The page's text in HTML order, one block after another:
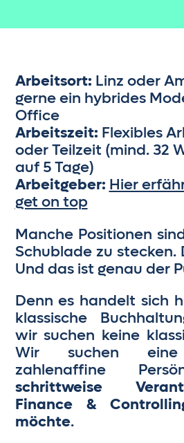
Arbeitsort: Linz oder
gerne ein hybrides
Office
Arbeitszeit: Flexibles
oder Teilzeit (mind. 32
auf 5 Tage)
Arbeitgeber: Hier
get on top
Manche Positionen
Schublade zu stecken.
Und das ist genau der
Denn es handelt sich
klassische
wir suchen keine
Wir suchen eine
zahlenaffine
schrittweise
Finance &
möchte.